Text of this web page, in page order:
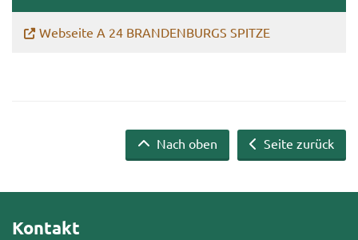
Web­sei­te A 24 BRAN­DEN­BURGS SPIT­ZE
Seite zurück
Nach oben
Kontakt